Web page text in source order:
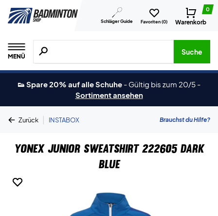
Schläger Guide Favoriten (0)
0
Warenkorb
MENÜ
Suche nach Produkten, Marken usw.
Suche
👟 Spare 20% auf alle Schuhe - Gültig bis zum 20/5 -
Sortiment ansehen
Zurück | INSTABOX Brauchst du Hilfe?
Yonex Junior Sweatshirt 222605 Dark
Blue